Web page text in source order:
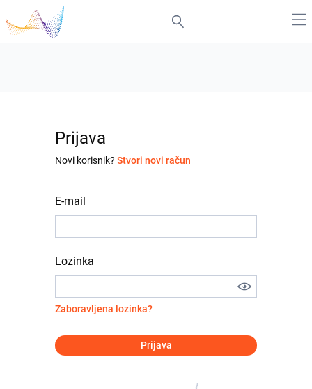
Prijava
Novi korisnik? Stvori novi račun
E-mail
Lozinka
Zaboravljena lozinka?
Prijava